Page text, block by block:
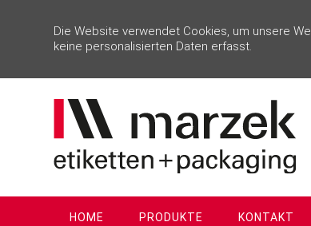
Die Website verwendet Cookies, um unsere
keine personalisierten Daten erfasst.
HOME PRODUKTE KONTAKT